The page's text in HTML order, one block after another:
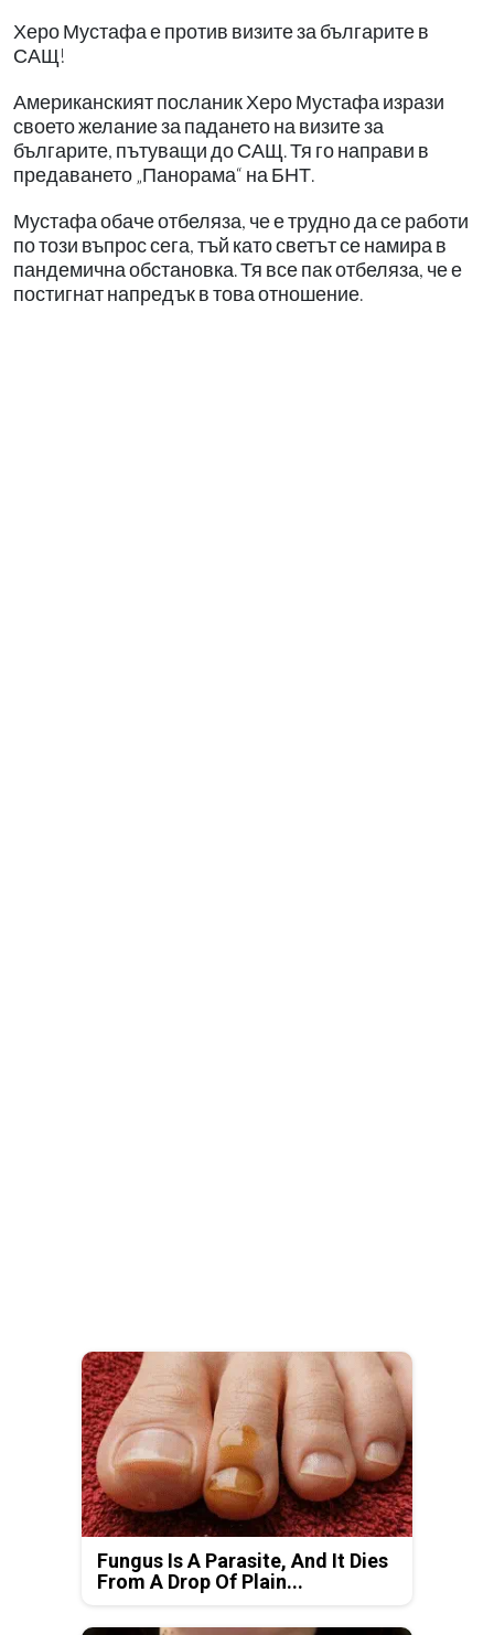
Херо Мустафа е против визите за българите в
САЩ!
Американският посланик Херо Мустафа изрази
своето желание за падането на визите за
българите, пътуващи до САЩ. Тя го направи в
предаването „Панорама“ на БНТ.
Мустафа обаче отбеляза, че е трудно да се работи
по този въпрос сега, тъй като светът се намира в
пандемична обстановка. Тя все пак отбеляза, че е
постигнат напредък в това отношение.
Fungus Is A Parasite, And It Dies
From A Drop Of Plain...